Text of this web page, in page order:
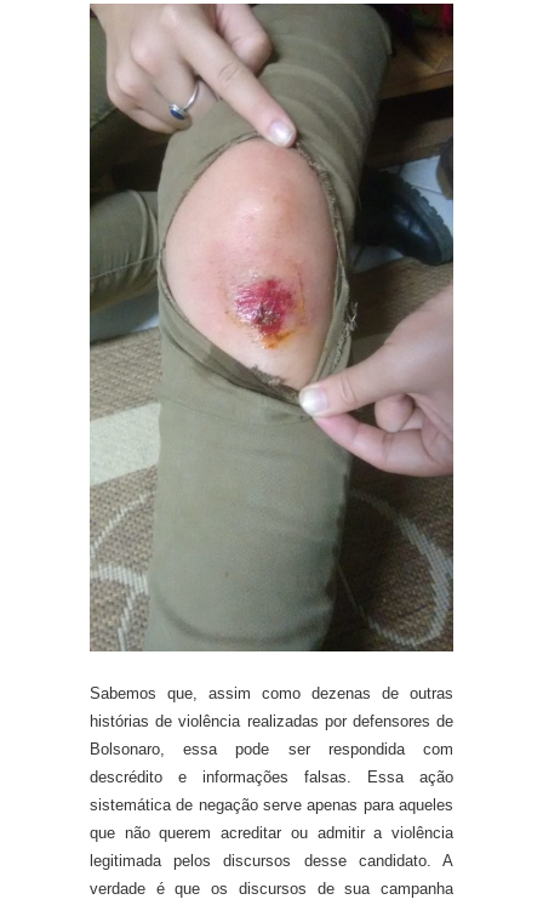
Sabemos que, assim como dezenas de outras
histórias de violência realizadas por defensores de
Bolsonaro, essa pode ser respondida com
descrédito e informações falsas. Essa ação
sistemática de negação serveapenas para aqueles
que não querem acreditar ou admitira violência
legitimada pelos discursos desse candidato. A
verdade éque os discursos de sua campanha